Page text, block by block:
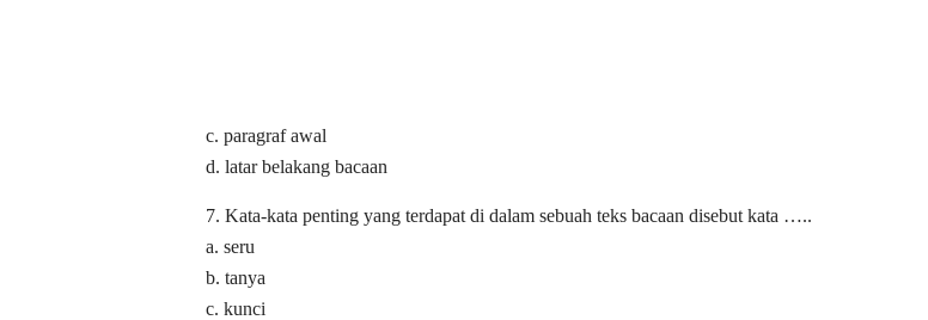
c. paragraf awal
d. latar belakang bacaan
7. Kata-kata penting yang terdapat di dalam sebuah teks bacaan disebut kata …..
a. seru
b. tanya
c. kunci